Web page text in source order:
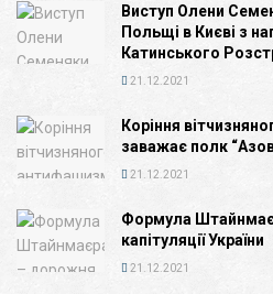
Виступ Олени
Польщі в Києві з
Катинського
21.12.2021
Коріння
заважає полк
21.12.2021
Формула
капітуляції України
21.12.2021